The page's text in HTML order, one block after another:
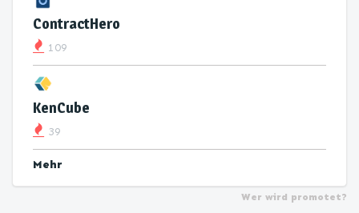
ContractHero
109
KenCube
39
Mehr
Wer wird promotet?